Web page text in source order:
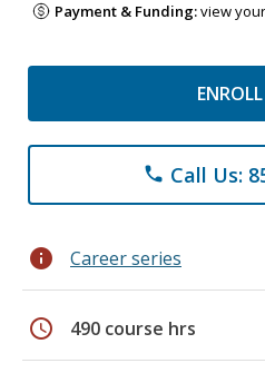
Payment & Funding:view
phone Call Us:
info Career series
schedule 490 course hrs